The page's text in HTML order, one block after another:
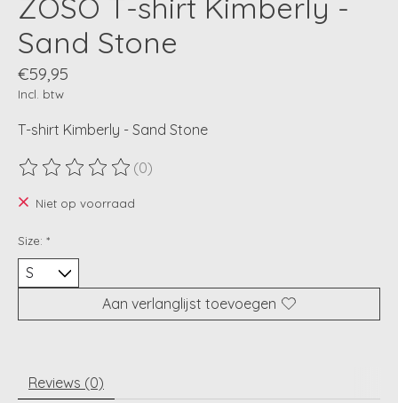
Sand Stone
€59,95
Incl. btw
T-shirt Kimberly - Sand Stone
De beoordeling van dit product is
(0)
Niet op voorraad
Size: *
Aan verlanglijst toevoegen
Reviews (0)